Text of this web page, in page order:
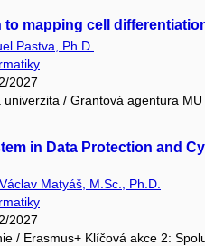
mapping cell
Pastva, Ph.D.
2027
univerzita / Grantová agentura MU
in Data Protection and
Matyáš, M.Sc., Ph.D.
2027
/ Erasmus+ Klíčová akce 2: